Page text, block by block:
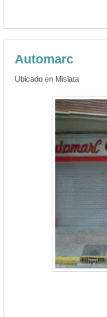
Automarc
Ubicado en Mislata